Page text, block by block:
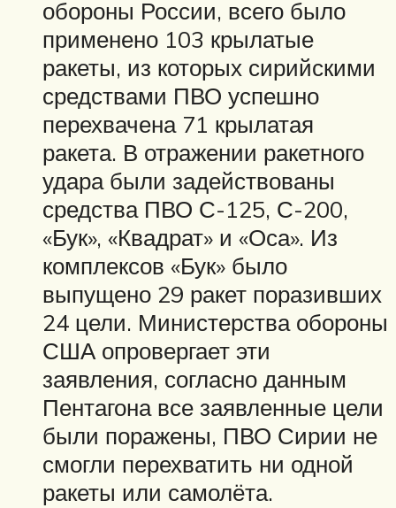
обороны России, всего было
применено 103 крылатые
ракеты, из которых сирийскими
средствами ПВО успешно
перехвачена 71 крылатая
ракета. В отражении ракетного
удара были задействованы
средства ПВО С-125, С-200,
«Бук», «Квадрат» и «Оса». Из
комплексов «Бук» было
выпущено 29 ракет поразивших
24 цели. Министерства обороны
США опровергает эти
заявления, согласно данным
Пентагона все заявленные цели
были поражены, ПВО Сирии не
смогли перехватить ни одной
ракеты или самолёта.